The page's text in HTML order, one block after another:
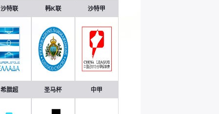
沙特联 韩K联 沙特甲
希腊超 圣马杯 中甲